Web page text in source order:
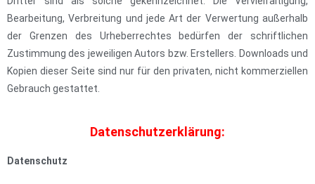
Bearbeitung, Verbreitung und jede Art der Verwertung außerhalb
der Grenzen des Urheberrechtes bedürfen der schriftlichen
Zustimmung des jeweiligen Autors bzw. Erstellers. Downloads und
Kopien dieser Seite sind nur für den privaten, nicht kommerziellen
Gebrauch gestattet.
Datenschutzerklärung:
Datenschutz